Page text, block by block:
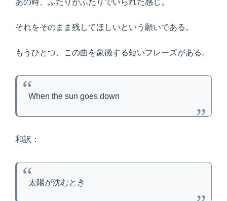
あの時、ふたりがふたりでいられた感じ。
それをそのまま残してほしいという願いである。
もうひとつ、この曲を象徴する短いフレーズがある。
When the sun goes down
和訳：
太陽が沈むとき